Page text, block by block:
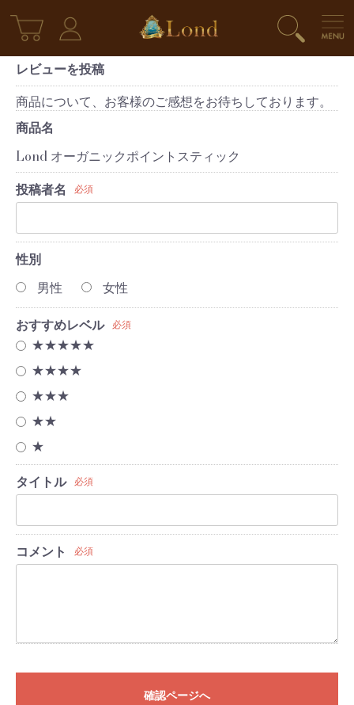
レビューを投稿
商品について、お客様のご感想をお待ちしております。
商品名
Lond オーガニックポイントスティック
投稿者名
必須
性別
男性
女性
おすすめレベル 必須
★★★★★
★★★★
★★★
★★
★
タイトル 必須
コメント 必須
確認ページへ